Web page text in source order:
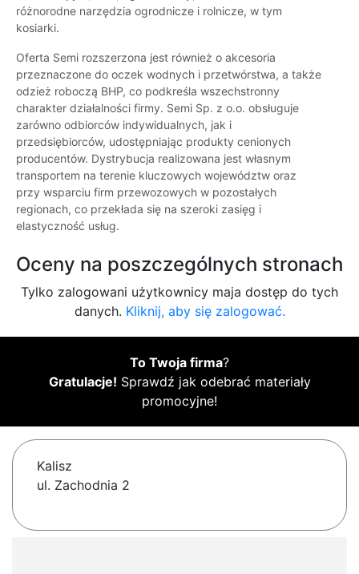
różnorodne narzędzia ogrodnicze i rolnicze, w tym
kosiarki.
Oferta Semi rozszerzona jest również o akcesoria
przeznaczone do oczek wodnych i przetwórstwa, a także
odzież roboczą BHP, co podkreśla wszechstronny
charakter działalności firmy. Semi Sp. z o.o. obsługuje
zarówno odbiorców indywidualnych, jak i
przedsiębiorców, udostępniając produkty cenionych
producentów. Dystrybucja realizowana jest własnym
transportem na terenie kluczowych województw oraz
przy wsparciu firm przewozowych w pozostałych
regionach, co przekłada się na szeroki zasięg i
elastyczność usług.
Oceny na poszczególnych stronach
Tylko zalogowani użytkownicy maja dostęp do tych
danych. Kliknij, aby się zalogować.
To Twoja firma?
Gratulacje! Sprawdź jak odebrać materiały
promocyjne!
Kalisz
ul. Zachodnia 2